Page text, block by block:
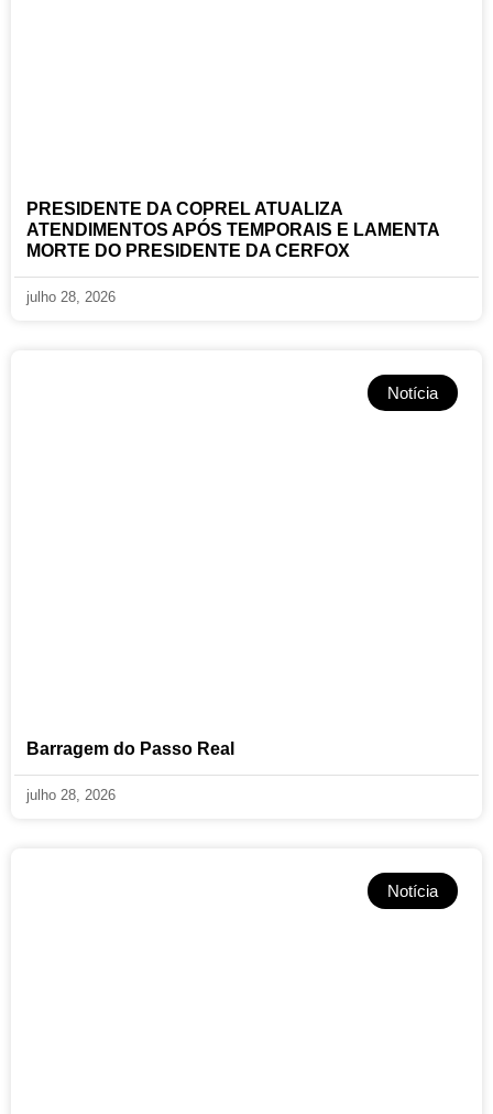
PRESIDENTE DA COPREL ATUALIZA
ATENDIMENTOS APÓS TEMPORAIS E LAMENTA
MORTE DO PRESIDENTE DA CERFOX
julho 28, 2026
Notícia
Barragem do Passo Real
julho 28, 2026
Notícia